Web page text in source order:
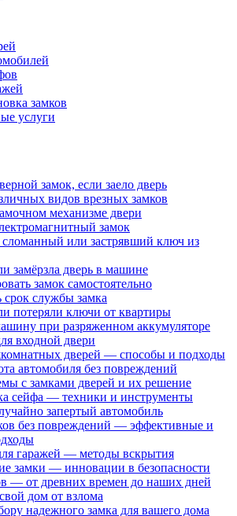
замков
услуги
замок, если заело дверь
видов врезных замков
механизме двери
замок
или застрявший ключ из
замёрзла дверь в машине
замок самостоятельно
срок службы замка
потеряли ключи от квартиры
при разряженном аккумуляторе
входной двери
дверей — способы и подходы
автомобиля без повреждений
с замками дверей и их решение
сейфа — техники и инструменты
запертый автомобиль
без повреждений — эффективные и
гаражей — методы вскрытия
замки — инновации в безопасности
— от древних времен до наших дней
дом от взлома
надежного замка для вашего дома